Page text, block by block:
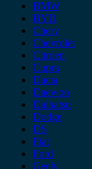
BMW
BYD
Chery
Chevrolet
Citroen
Cupra
Dacia
Daewoo
Daihatsu
Dodge
DS
Fiat
Ford
Geely